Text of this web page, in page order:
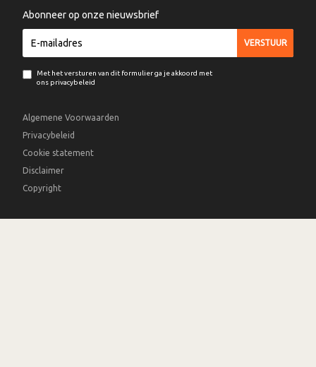
Abonneer op onze nieuwsbrief
Met het versturen van dit formulier ga je akkoord met
ons privacybeleid
Algemene Voorwaarden
Privacybeleid
Cookie statement
Disclaimer
Copyright